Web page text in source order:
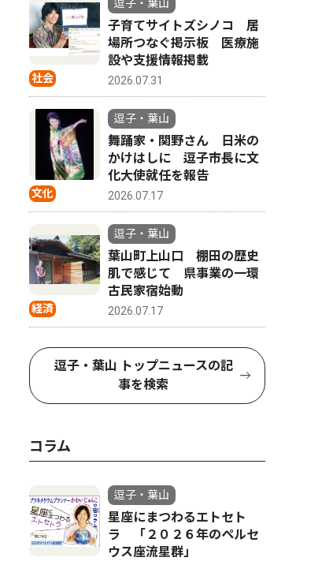
社会
逗子・葉山
子育てサイトズシノコ 居
場所つなぐ掲示板 医療施
設や支援情報掲載
2026.07.31
文化
逗子・葉山
舞踊家・関野さん 日米の
かけはしに 逗子市長に文
化大使就任を報告
2026.07.17
経済
逗子・葉山
葉山町上山口 棚田の歴史
肌で感じて 県事業の一環
古民家宿始動
2026.07.17
逗子・葉山 トップニュースの記
事を検索
コラム
逗子・葉山
星座にまつわるエトセト
ラ 「２０２６年のペルセ
ウス座流星群」